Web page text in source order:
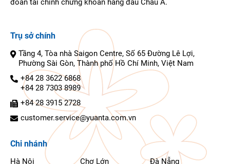
đoàn tài chính chứng khoán hàng đầu Châu Á.
Trụ sở chính
Tầng 4, Tòa nhà Saigon Centre, Số 65 Đường Lê Lợi,
Phường Sài Gòn, Thành phố Hồ Chí Minh, Việt Nam
+84 28 3622 6868
+84 28 7303 8989
+84 28 3915 2728
customer.service@yuanta.com.vn
Chi nhánh
Hà Nội Chợ Lớn
Đà Nẵng